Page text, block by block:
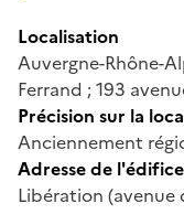
Localisation
Auvergne-Rhône-
Ferrand ; 193
Précision sur la
Anciennement
Adresse de l'édifice
Libération (avenue